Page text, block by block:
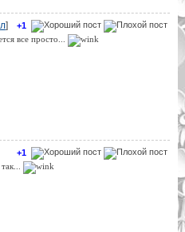
+1
]
все просто...
+1